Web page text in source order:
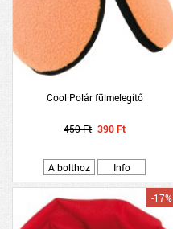
Cool Polár fülmelegítő
450 Ft 390 Ft
A bolthoz Info
-17%